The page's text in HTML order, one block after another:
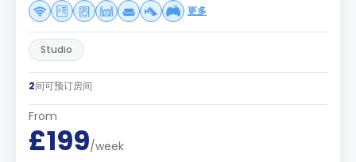
更多
Studio
2间可预订房间
From
£199/week